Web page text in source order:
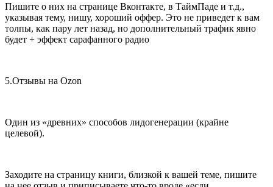
Пишите о них на странице Вконтакте, в ТаймПаде и т.д.,
указывая тему, нишу, хороший оффер. Это не приведет к вам
толпы, как пару лет назад, но дополнительный трафик явно
будет + эффект сарафанного радио
5.Отзывы на Ozon
Один из «древних» способов лидогенерации (крайне
целевой).
Заходите на страницу книги, близкой к вашей теме, пишите